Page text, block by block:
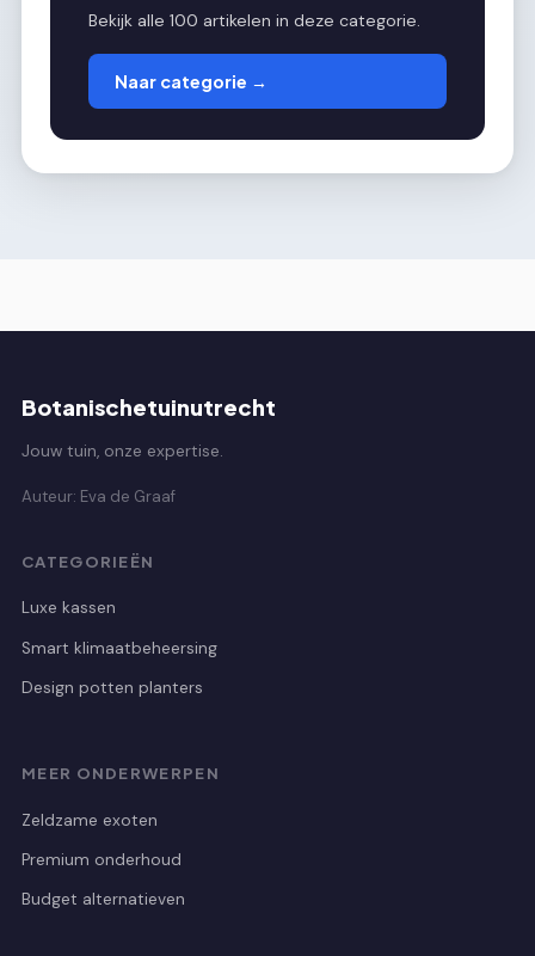
Bekijk alle 100 artikelen in deze categorie.
Naar categorie →
Botanischetuinutrecht
Jouw tuin, onze expertise.
Auteur: Eva de Graaf
CATEGORIEËN
Luxe kassen
Smart klimaatbeheersing
Design potten planters
MEER ONDERWERPEN
Zeldzame exoten
Premium onderhoud
Budget alternatieven